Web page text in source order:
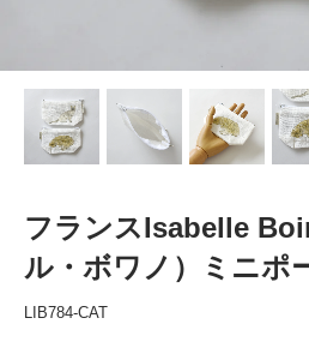
フランスIsabelle
ル・ボワノ）ミニポ
LIB784-CAT